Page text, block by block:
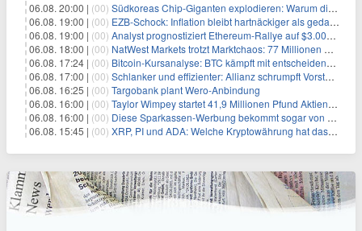
06.08. 20:00 | (00) Südkoreas Chip-Giganten explodieren: Warum dieser Rekord-Tag die KI-Branche erschüttert
06.08. 19:00 | (00) EZB-Schock: Inflation bleibt hartnäckiger als gedacht – 2027 wird zum kritischen Test
06.08. 19:00 | (00) Analyst prognostiziert Ethereum-Rallye auf $3.000 nach entscheidendem On-Chain-Ausbruch
06.08. 18:00 | (00) NatWest Markets trotzt Marktchaos: 77 Millionen Pfund Gewinn im ersten Halbjahr
06.08. 17:24 | (00) Bitcoin-Kursanalyse: BTC kämpft mit entscheidender $65K-Hürde, während sich ein Liquidationscluster aufbaut
06.08. 17:00 | (00) Schlanker und effizienter: Allianz schrumpft Vorstand auf 8 Köpfe – das steckt dahinter
06.08. 16:25 | (00) Targobank plant Wero-Anbindung
06.08. 16:00 | (00) Taylor Wimpey startet 41,9 Millionen Pfund Aktienrückkauf – was Anleger wissen müssen
06.08. 16:00 | (00) Diese Sparkassen-Werbung bekommt sogar von der Konkurrenz Lob
06.08. 15:45 | (00) XRP, PI und ADA: Welche Kryptowährung hat das größte Potenzial im nächsten Bullenmarkt?